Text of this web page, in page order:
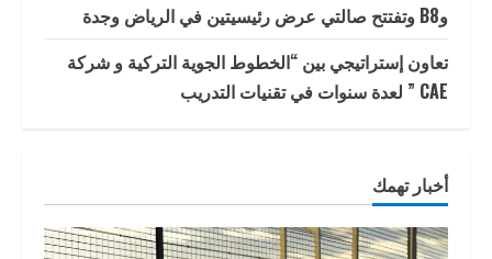
وB8 وتفتتح صالتي عرض رئيسيتين في الرياض وجدة
تعاون إستراتيجي بين “الخطوط الجوية التركية و شركة
CAE ” لعدة سنوات في تقنيات التدريب
أخبار تهمك